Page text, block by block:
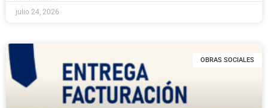
julio 24, 2026
OBRAS SOCIALES